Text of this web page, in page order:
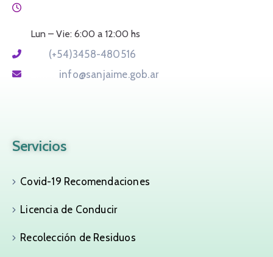
Lun – Vie: 6:00 a 12:00 hs
(+54)3458-480516
info@sanjaime.gob.ar
Servicios
Covid-19 Recomendaciones
Licencia de Conducir
Recolección de Residuos